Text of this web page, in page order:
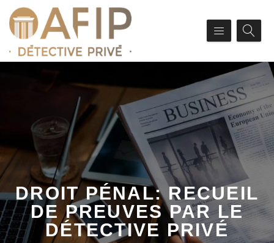
DROIT PÉNAL: RECUEIL
DE PREUVES PAR LE
DÉTECTIVE PRIVÉ